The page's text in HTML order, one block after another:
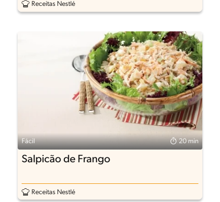
Receitas Nestlé
Fácil 20 min
Salpicão de Frango
Receitas Nestlé